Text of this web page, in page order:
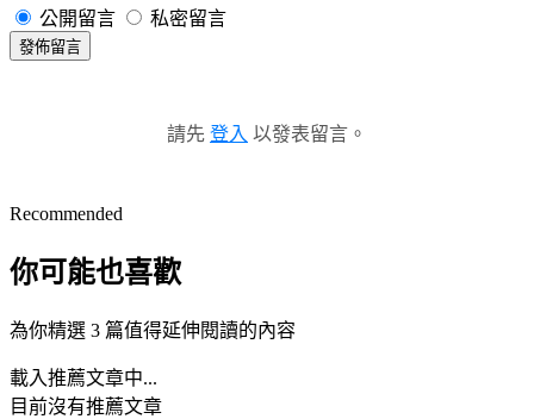
公開留言 私密留言
發佈留言
請先 登入 以發表留言。
Recommended
你可能也喜歡
為你精選 3 篇值得延伸閱讀的內容
載入推薦文章中...
目前沒有推薦文章